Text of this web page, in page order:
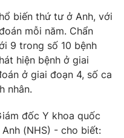
video
biến thứ tư ở Anh, với
mỗi năm. Chẩn
9 trong số 10 bệnh
hiện bệnh ở giai
ở giai đoạn 4, số ca
nhân.
đốc Y khoa quốc
(NHS) - cho biết: